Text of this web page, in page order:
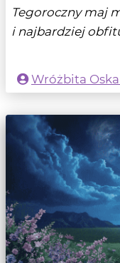
Tegoroczny maj
i najbardziej
Wróżbita